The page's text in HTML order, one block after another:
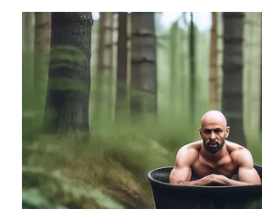
WN
SEMARANG
WN
SOLO
BOROBUDUR